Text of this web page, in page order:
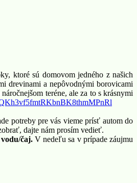
ktoré sú domovom jedného z našich
drevinami a nepôvodnými borovicami
teréne, ale za to s krásnymi
nBK8thmMPnRl
potreby pre vás vieme prísť autom do
dajte nám prosím vedieť.
čaj. V nedeľu sa v prípade záujmu